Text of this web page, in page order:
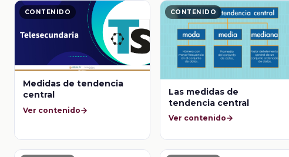
CONTENIDO
Medidas de tendencia
central
Ver contenido
CONTENIDO
Las medidas de
tendencia central
Ver contenido